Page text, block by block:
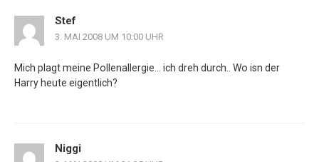
Stef
3. MAI 2008 UM 10:00 UHR
Mich plagt meine Pollenallergie… ich dreh durch.. Wo isn der
Harry heute eigentlich?
Niggi